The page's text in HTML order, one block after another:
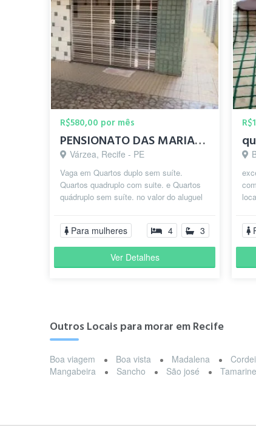
R$580,00 por mês
PENSIONATO DAS MARIAS - VAGAS DISPONÍVEL
Várzea, Recife - PE
Vaga em Quartos duplo sem suíte.
Quartos quadruplo com suite. e Quartos
quádruplo sem suíte. no valor do aluguel
Para mulheres 4 3
Ver Detalhes
Outros Locais para morar em Recife
Boa viagem Boa vista Madalena
Mangabeira
Sancho São josé